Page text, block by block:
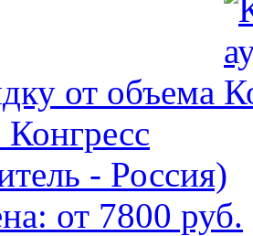
от объема
- Россия)
от 7800 руб.